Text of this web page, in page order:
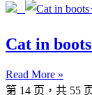
Cat in
Read More »
第 14 页，共 55